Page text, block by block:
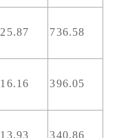
25.87 736.58
16.16 396.05
13.93 340.86